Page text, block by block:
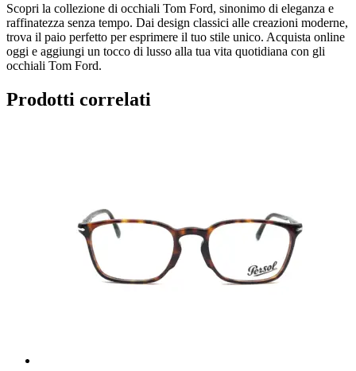
Scopri la collezione di occhiali Tom Ford, sinonimo di eleganza e
raffinatezza senza tempo. Dai design classici alle creazioni moderne,
trova il paio perfetto per esprimere il tuo stile unico. Acquista online
oggi e aggiungi un tocco di lusso alla tua vita quotidiana con gli
occhiali Tom Ford.
Prodotti correlati